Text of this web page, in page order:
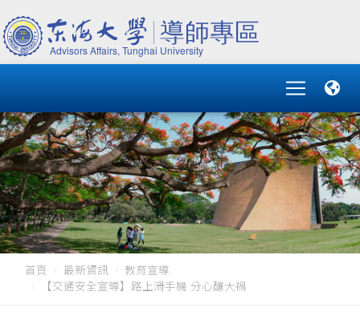
首頁 最新資訊
教育宣導
【交通安全宣導】路上滑手機 分心釀大禍